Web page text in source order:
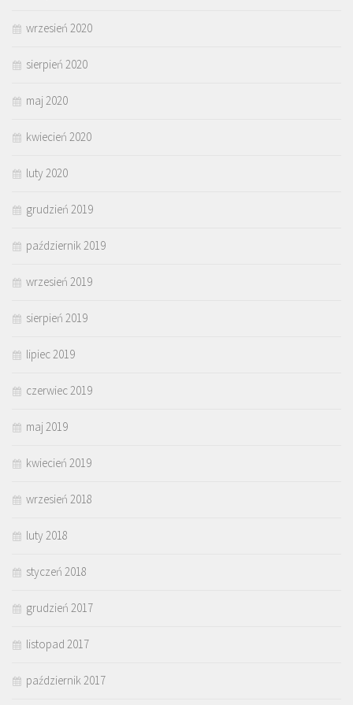
wrzesień 2020
sierpień 2020
maj 2020
kwiecień 2020
luty 2020
grudzień 2019
październik 2019
wrzesień 2019
sierpień 2019
lipiec 2019
czerwiec 2019
maj 2019
kwiecień 2019
wrzesień 2018
luty 2018
styczeń 2018
grudzień 2017
listopad 2017
październik 2017